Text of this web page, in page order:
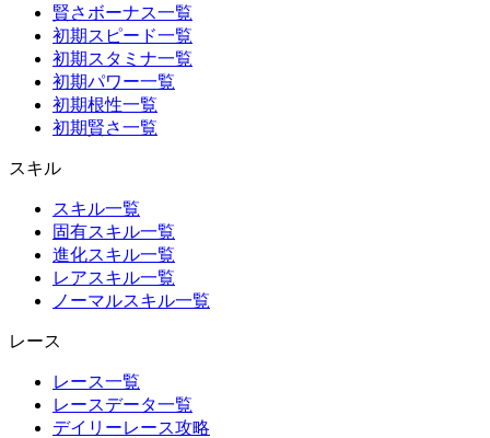
賢さボーナス一覧
初期スピード一覧
初期スタミナ一覧
初期パワー一覧
初期根性一覧
初期賢さ一覧
スキル
スキル一覧
固有スキル一覧
進化スキル一覧
レアスキル一覧
ノーマルスキル一覧
レース
レース一覧
レースデータ一覧
デイリーレース攻略